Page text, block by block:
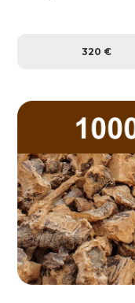
320 €